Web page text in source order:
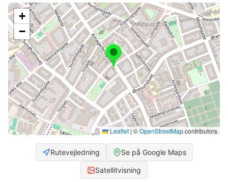
+
−
Leaflet | ©OpenStreetMapcontributors
Rutevejledning Se på Google Maps
Satellitvisning